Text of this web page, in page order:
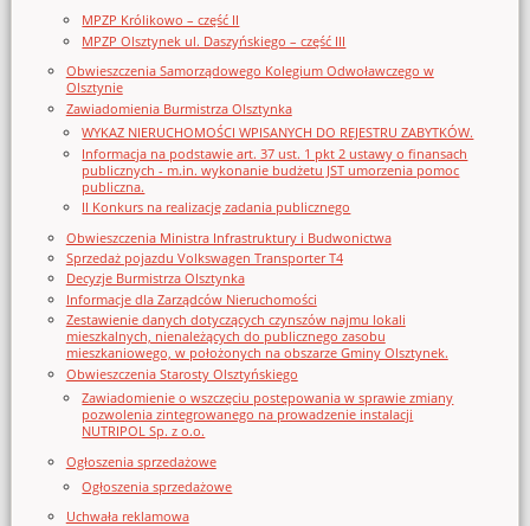
MPZP Królikowo – część II
MPZP Olsztynek ul. Daszyńskiego – część III
Obwieszczenia Samorządowego Kolegium Odwoławczego w
Olsztynie
Zawiadomienia Burmistrza Olsztynka
WYKAZ NIERUCHOMOŚCI WPISANYCH DO REJESTRU ZABYTKÓW.
Informacja na podstawie art. 37 ust. 1 pkt 2 ustawy o finansach
publicznych - m.in. wykonanie budżetu JST umorzenia pomoc
publiczna.
II Konkurs na realizację zadania publicznego
Obwieszczenia Ministra Infrastruktury i Budwonictwa
Sprzedaż pojazdu Volkswagen Transporter T4
Decyzje Burmistrza Olsztynka
Informacje dla Zarządców Nieruchomości
Zestawienie danych dotyczących czynszów najmu lokali
mieszkalnych, nienależących do publicznego zasobu
mieszkaniowego, w położonych na obszarze Gminy Olsztynek.
Obwieszczenia Starosty Olsztyńskiego
Zawiadomienie o wszczęciu postępowania w sprawie zmiany
pozwolenia zintegrowanego na prowadzenie instalacji
NUTRIPOL Sp. z o.o.
Ogłoszenia sprzedażowe
Ogłoszenia sprzedażowe
Uchwała reklamowa